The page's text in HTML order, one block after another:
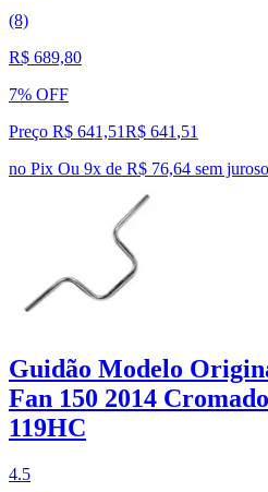
(8)
R$ 689,80
7% OFF
Preço R$ 641,51R$ 641 ,51
no Pix Ou 9x de R$ 76,64 sem juros
Guidão Modelo
Fan 150 2014
119HC
4.5